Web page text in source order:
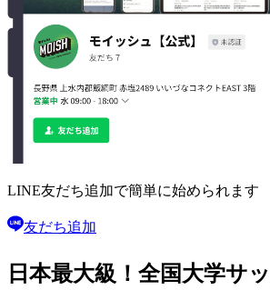
LINE友だち追加で簡単に始められます
友だち追加
日本最大級！ 全国大学サ